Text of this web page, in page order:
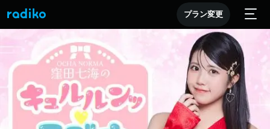
プラン変更